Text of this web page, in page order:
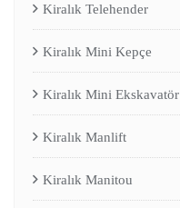
Kiralık Telehender
Kiralık Mini Kepçe
Kiralık Mini Ekskavatör
Kiralık Manlift
Kiralık Manitou